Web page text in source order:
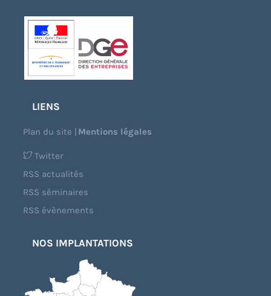
LIENS
Plan du site |Mentions légales
Twitter
RSS actualités
RSS séminaires
RSS évènements
NOS IMPLANTATIONS